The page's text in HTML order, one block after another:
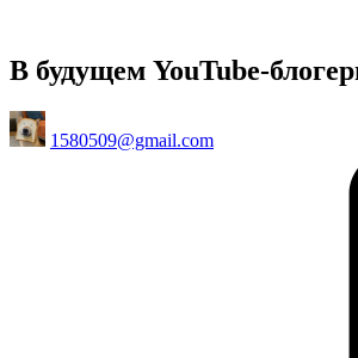
В будущем YouTube-
Posted
by
1580509@gmail.com